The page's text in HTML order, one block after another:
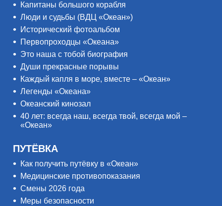
Капитаны большого корабля
Люди и судьбы (ВДЦ «Океан»)
Исторический фотоальбом
Первопроходцы «Океана»
Это наша с тобой биография
Души прекрасные порывы
Каждый капля в море, вместе – «Океан»
Легенды «Океана»
Океанский кинозал
40 лет: всегда наш, всегда твой, всегда мой –
«Океан»
ПУТЁВКА
Как получить путёвку в «Океан»
Медицинские противопоказания
Смены 2026 года
Меры безопасности